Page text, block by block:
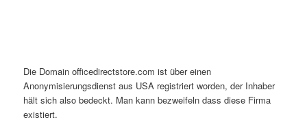
Die Domain officedirectstore.com ist über einen
Anonymisierungsdienst aus USA registriert worden, der Inhaber
hält sich also bedeckt. Man kann bezweifeln dass diese Firma
existiert.